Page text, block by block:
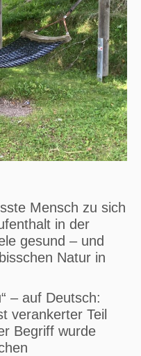
Mensch zu sich
in der
gesund – und
Natur in
– auf Deutsch:
verankerter Teil
Begriff wurde